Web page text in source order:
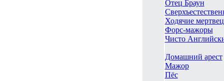
Отец Браун
Ходячие
Форс-мажоры
Чисто
Домашний арест
Мажор
Пёс